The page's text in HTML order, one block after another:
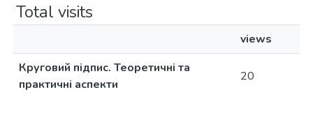
Total visits
views
Круговий підпис. Теоретичні та
практичні аспекти
20